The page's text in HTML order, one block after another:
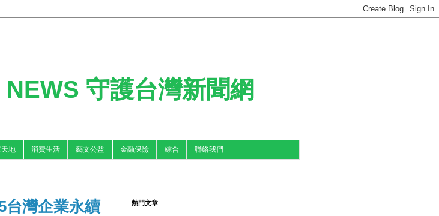
NEWS 守護台灣新聞網
地 消費生活 藝文公益 金融保險 綜合 聯絡我們
台灣企業永續
熱門文章